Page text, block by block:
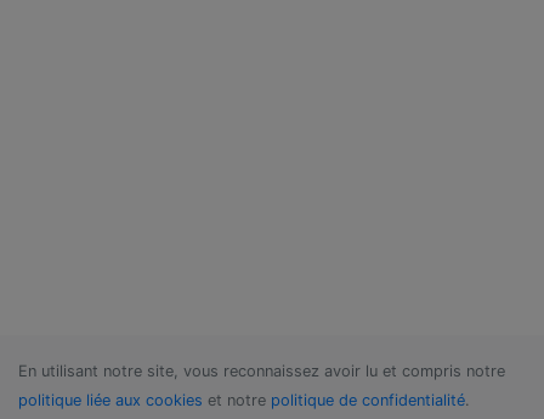
En utilisant notre site, vous reconnaissez avoir lu et compris notre
politique liée aux cookies et notre politique de confidentialité.